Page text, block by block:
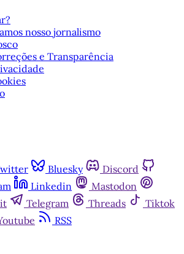
nosso jornalismo
e Transparência
Bluesky
Discord
Linkedin
Mastodon
Telegram Threads
Tiktok
RSS